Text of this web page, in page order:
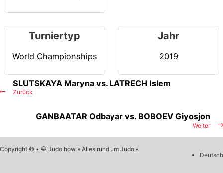
Turniertyp
World Championships
Jahr
2019
Zurück
SLUTSKAYA Maryna vs. LATRECH Islem
Weiter
GANBAATAR Odbayar vs. BOBOEV Giyosjon
Copyright © • 🥋 Judo.how » Alles rund um Judo «
Deutsch